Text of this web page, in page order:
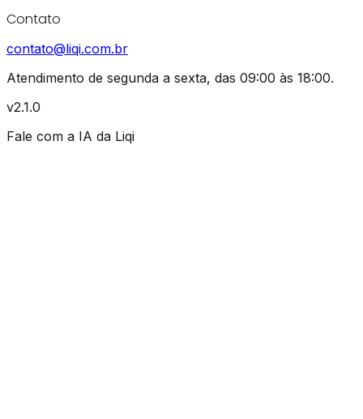
Contato
contato@liqi.com.br
Atendimento de segunda a sexta, das 09:00 às 18:00.
v2.1.0
Fale com a IA da Liqi